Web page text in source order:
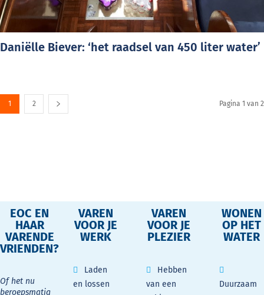
Daniëlle Biever: ‘het raadsel van 450 liter water’
1 2 Pagina 1 van 2
EOC EN
HAAR
VARENDE
VRIENDEN?
Of het nu
beroepsmatig
VAREN
VOOR JE
WERK
Laden
en lossen
VAREN
VOOR JE
PLEZIER
Hebben
van een
WONEN
OP HET
WATER
Duurzaam